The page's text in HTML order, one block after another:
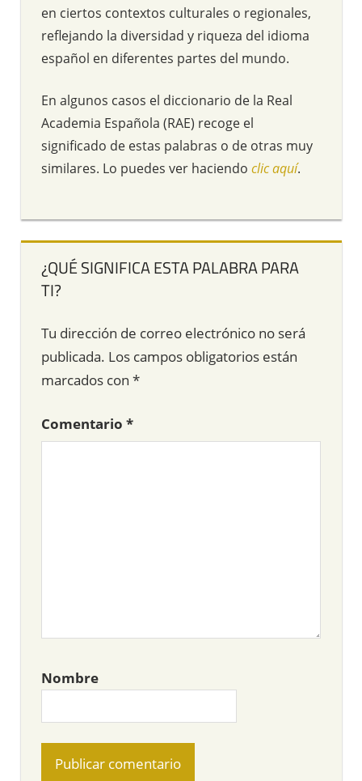
en ciertos contextos culturales o regionales,
reflejando la diversidad y riqueza del idioma
español en diferentes partes del mundo.
En algunos casos el diccionario de la Real
Academia Española (RAE) recoge el
significado de estas palabras o de otras muy
similares. Lo puedes ver haciendo clic aquí.
¿QUÉ SIGNIFICA ESTA PALABRA PARA
TI?
Tu dirección de correo electrónico no será
publicada. Los campos obligatorios están
marcados con *
Comentario *
Nombre